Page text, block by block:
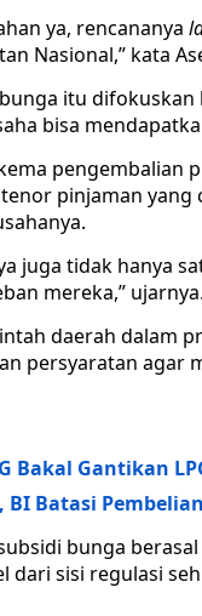
ya, rencananya
Nasional,” kata
itu
bisa
pengembalian
pinjaman
juga tidak hanya
mereka,” ujarnya.
daerah dalam
persyaratan agar
Bakal Gantikan
Batasi
bunga
dari sisi regulasi